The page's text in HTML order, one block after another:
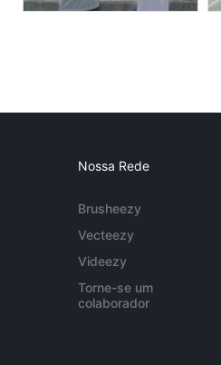
Nossa Rede
Brusheezy
Vecteezy
Videezy
Torne-se um
colaborador